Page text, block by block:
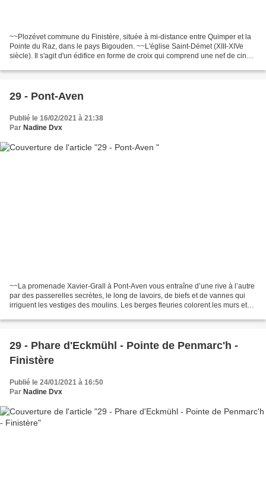
~~Plozévet commune du Finistère, située à mi-distance entre Quimper et la
Pointe du Raz, dans le pays Bigouden. ~~L'église Saint-Démet (XIII-XIVe
siècle). Il s'agit d'un édifice en forme de croix qui comprend une nef de cinq
29 - Pont-Aven
Publié le 16/02/2021 à 21:38
Par Nadine Dvx
~~La promenade Xavier-Grall à Pont-Aven vous entraîne d’une rive à l’autre
par des passerelles secrètes, le long de lavoirs, de biefs et de vannes qui
irriguent les vestiges des moulins. Les berges fleuries colorent les murs et
29 - Phare d'Eckmühl - Pointe de Penmarc'h -
Finistère
Publié le 24/01/2021 à 16:50
Par Nadine Dvx